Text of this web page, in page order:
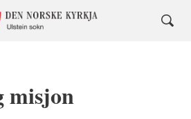
misjon